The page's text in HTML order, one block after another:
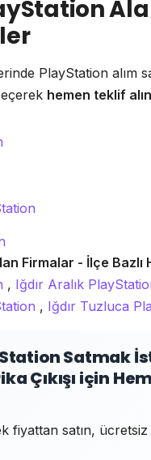
PlayStation alım
hemen teklif alın
Firmalar - İlçe Bazlı
, Iğdır Aralık
, Iğdır Tuzluca
Satmak
Çıkışı için
fiyattan satın,